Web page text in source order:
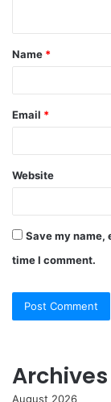
t
*
Name *
Email *
Website
Save my name,
time I comment.
Archives
August 2026